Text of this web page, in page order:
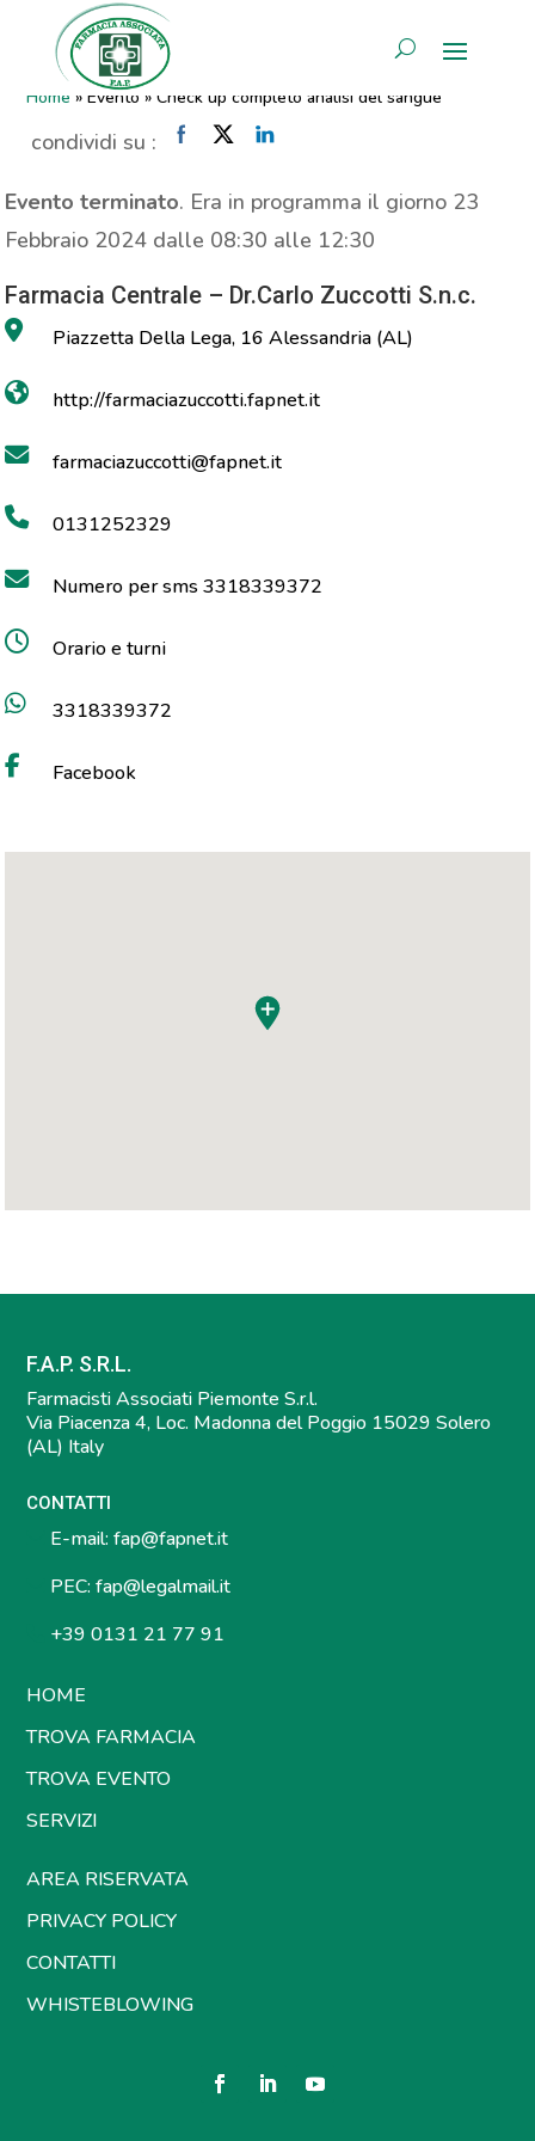
AREA RISERVATA
Check up completo analisi del
sangue
Home »Evento »Check up completo analisi del sangue
condividi su :
Evento terminato. Era in programma il giorno 23
Febbraio 2024 dalle 08:30 alle 12:30
Farmacia Centrale – Dr.Carlo Zuccotti S.n.c.
Piazzetta Della Lega, 16 Alessandria (AL)
http://farmaciazuccotti.fapnet.it
farmaciazuccotti@fapnet.it
0131252329
Numero per sms 3318339372
Orario e turni
3318339372
Facebook
F.A.P. S.R.L.
Farmacisti Associati Piemonte S.r.l.
Via Piacenza 4, Loc. Madonna del Poggio 15029 Solero
(AL) Italy
CONTATTI
E-mail: fap@fapnet.it
PEC: fap@legalmail.it
+39 0131 21 77 91
HOME
TROVA FARMACIA
TROVA EVENTO
SERVIZI
AREA RISERVATA
PRIVACY POLICY
CONTATTI
WHISTEBLOWING